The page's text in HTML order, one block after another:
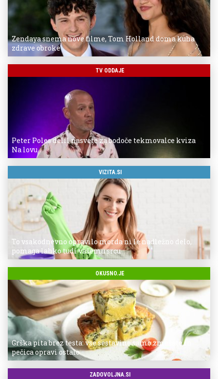
Zendaya snema nove filme, Tom Holland doma kuha
zdrave obroke
TV ODDAJE
Peter Poles delil nasvete za bodoče tekmovalce kviza
Na lovu
VIZITA.SI
To vsakodnevno opravilo morda ni le nadležno delo,
pomaga lahko tudi vašemu srcu
OKUSNO.JE
Grška pita brez testa: vse sestavine samo zmešate in
pečica opravi ostalo
ZADOVOLJNA.SI